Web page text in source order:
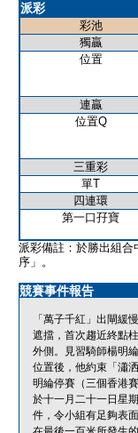
派彩
彩池
獨贏
位置
連贏
位置Q
三重彩
單T
四連環
第一口孖寶
派彩備註：於勝出組
序」。
競賽事件報告
「萬子千紅」出閘緩
遮擋，首次趨近終點
外側。見習騎師楊明
位置後，他約束「瀟
明綸停賽（三個香港
於十一月二十一日星
件，令小組有足夠表